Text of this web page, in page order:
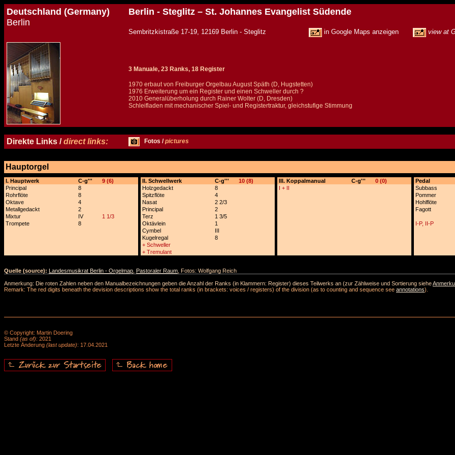
Deutschland (Germany)
Berlin
Berlin - Steglitz – St. Johannes Evangelist Südende
Sembritzkistraße 17-19, 12169 Berlin - Steglitz in Google Maps anzeigen view at
3 Manuale, 23 Ranks, 18 Register
1970 erbaut von Freiburger Orgelbau August Späth (D, Hugstetten)
1976 Erweiterung um ein Register und einen Schweller durch ?
2010 Generalüberholung durch Rainer Wolter (D, Dresden)
Schleifladen mit mechanischer Spiel- und Registertraktur, gleichstufige Stimmung
Direkte Links /direct links: Fotos /pictures
Hauptorgel
I. Hauptwerk C-g''' 9 (6) II. Schwellwerk C-g''' 10 (8) III. Koppalmanual C-g''' 0 (0) Pedal
Principal
8 Holzgedackt 8 I + II Subbass
Rohrflöte
8 Spitzflöte 4 Pommer
Oktave
4 Nasat 2 2/3 Hohlflöte
Metallgedackt
2 Principal 2 Fagott
Mixtur
IV 1 1/3 Terz
1 3/5
Trompete
8 Oktävlein 1
I-P, II-P
Cymbel
III
Kugelregal
8
+ Schweller
+ Tremulant
Quelle (source): Landesmusikrat Berlin - Orgelmap Pastoraler Raum , Fotos: Wolfgang Reich
Anmerkung: Die roten Zahlen neben den Manualbezeichnungen geben die Anzahl der Ranks (in Klammern: Register) dieses Teilwerks an (zur Zählweise und Sortierung siehe
Remark: The red digits beneath the devision descriptions show the total ranks (in brackets: voices / registers) of the division (as to counting and sequence see annotations).
© Copyright: Martin Doering
Stand (as of): 2021
Letzte Änderung (last update): 17.04.2021